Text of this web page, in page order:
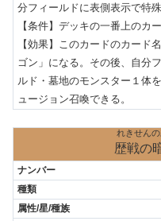
分フィールドに表側表示で特殊
【条件】デッキの一番上のカ
【効果】このカードのカード
ゴン」になる。その後、自分
ルド・墓地のモンスター１体
ュージョン召喚できる。
れきせん
歴戦の